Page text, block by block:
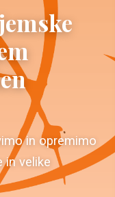
in opremimo
in velike